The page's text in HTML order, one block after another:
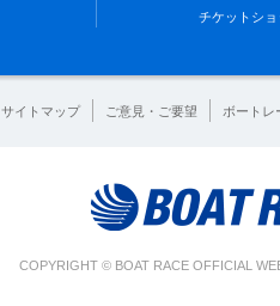
チケットショ
サイトマップ ご意見・ご要望 ボートレ
COPYRIGHT © BOAT RACE OFFICIAL